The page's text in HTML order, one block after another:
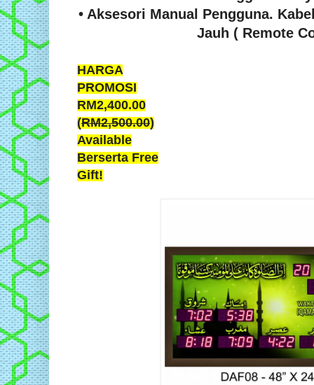
• Aksesori Manual Pengguna.
Jauh ( Remote
HARGA
PROMOSI
RM2,400.00
(RM2,500.00)
Available
Berserta Free
Gift!